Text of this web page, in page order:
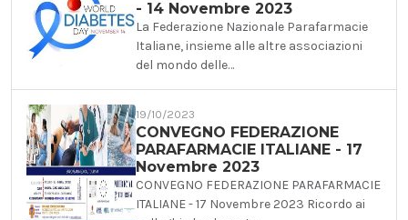
- 14 Novembre 2023
La Federazione Nazionale Parafarmacie
Italiane, insieme alle altre associazioni
del mondo delle…
19/10/2023
CONVEGNO FEDERAZIONE
PARAFARMACIE ITALIANE - 17
Novembre 2023
CONVEGNO FEDERAZIONE PARAFARMACIE
ITALIANE - 17 Novembre 2023 Ricordo ai